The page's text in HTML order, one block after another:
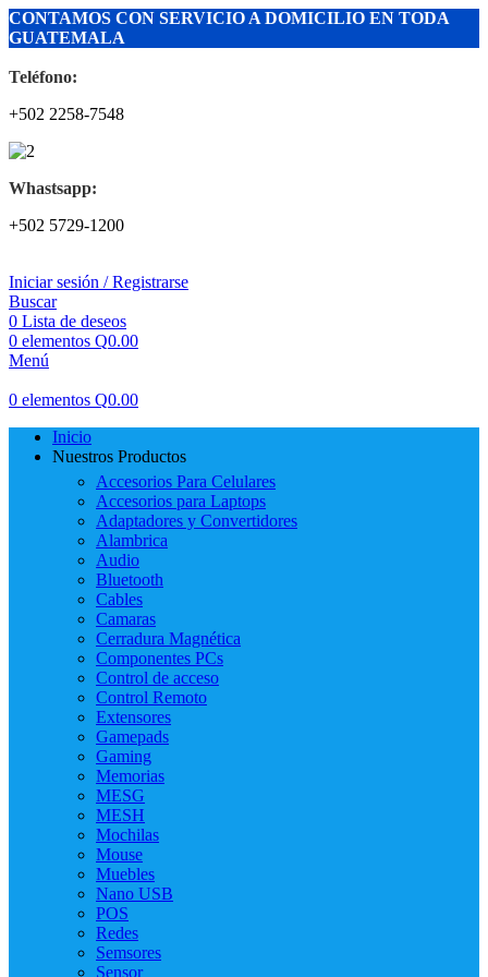
CONTAMOS CON SERVICIO A DOMICILIO EN TODA
GUATEMALA
Teléfono:
+502 2258-7548
Whastsapp:
+502 5729-1200
Iniciar sesión / Registrarse
Buscar
0 Lista de deseos
0 elementos Q0.00
Menú
0 elementos Q0.00
Inicio
Nuestros Productos
Accesorios Para Celulares
Accesorios para Laptops
Adaptadores y Convertidores
Alambrica
Audio
Bluetooth
Cables
Camaras
Cerradura Magnética
Componentes PCs
Control de acceso
Control Remoto
Extensores
Gamepads
Gaming
Memorias
MESG
MESH
Mochilas
Mouse
Muebles
Nano USB
POS
Redes
Semsores
Sensor